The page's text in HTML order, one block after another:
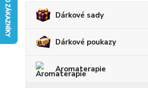
Dárkové sady
Dárkové poukazy
Aromaterapie